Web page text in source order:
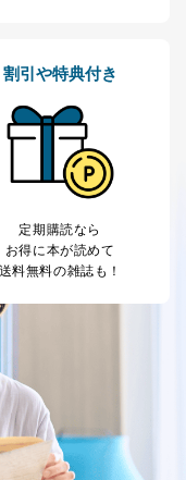
ー教育など応対品
サイトの投稿内容
るカスタマーQ＆A
ス内容のご案内の
等の広告に関す
のため
雇用管理等のた
め
客様がご購入され
企業からのｅメー
ンペーン等の広告
のため
割引や特典付き
定期購読なら
お得に本が読めて
送料無料の雑誌も！